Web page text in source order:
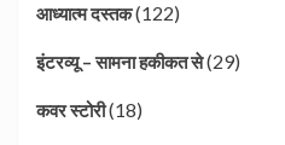
आध्यात्म दस्तक(122)
इंटरव्यू – सामना हकीकत से(29)
कवर स्टोरी(18)